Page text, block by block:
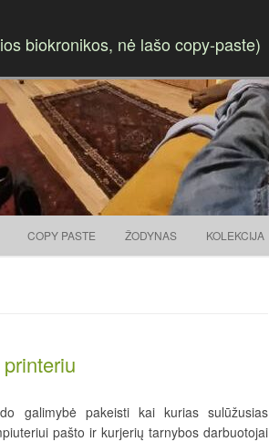
biokronikos, nė lašo copy-paste)
COPY PASTE ŽODYNAS KOLEKCIJA
galimybė pakeisti kai kurias sulūžusias
pašto ir kurjerių tarnybos darbuotojai